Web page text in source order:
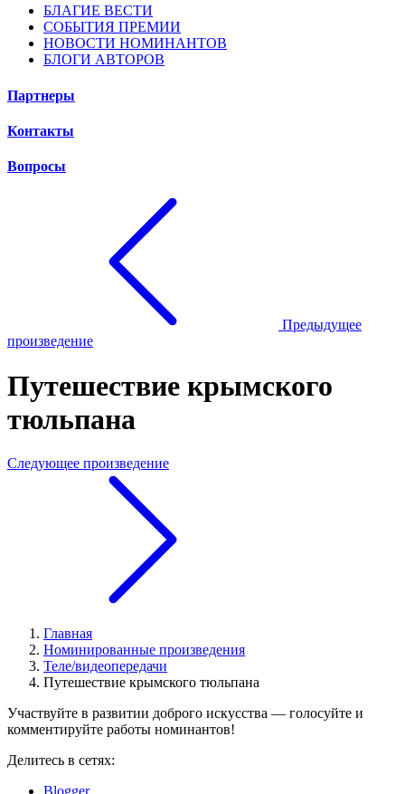
БЛАГИЕ ВЕСТИ
СОБЫТИЯ ПРЕМИИ
НОВОСТИ НОМИНАНТОВ
БЛОГИ АВТОРОВ
Партнеры
Контакты
Вопросы
Предыдущее
произведение
Путешествие крымского
тюльпана
Следующее произведение
Главная
Номинированные произведения
Теле/видеопередачи
Путешествие крымского тюльпана
Участвуйте в развитии доброго искусства — голосуйте и
комментируйте работы номинантов!
Делитесь в сетях: